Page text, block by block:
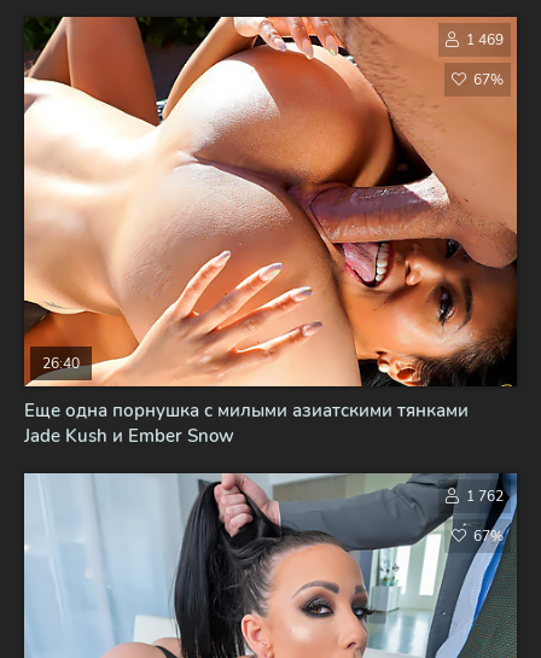
Еще одна порнушка с милыми азиатскими тянками
Jade Kush и Ember Snow
26:40
1 469
67%
1 762
67%